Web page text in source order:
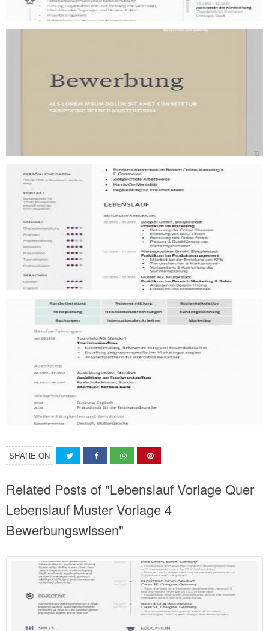
SHARE ON
Related Posts of "Lebenslauf Vorlage Quer
Lebenslauf Muster Vorlage 4
Bewerbungswissen"